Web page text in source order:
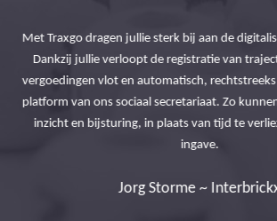
Met Traxgo dragen jullie sterk bij aan de
Dankzij jullie verloopt de registratie van
vergoedingen vlot en automatisch,
platform van ons sociaal secretariaat. Zo
inzicht en bijsturing, in plaats van tijd te
ingave.
Jorg Storme ~